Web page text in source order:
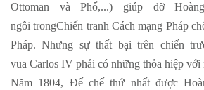
Ottoman và Phổ,...) giúp đỡ
ngôi trongChiến tranh Cách mạng Pháp
Pháp. Nhưng sự thất bại trên chiến
vua Carlos IV phải có những thỏa hiệp với
Năm 1804, Đế chế thứ nhất được